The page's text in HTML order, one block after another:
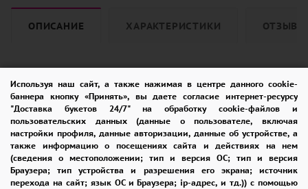
Используя наш сайт, а также нажимая в центре данного cookie-
баннера кнопку «Принять», вы даете согласие интернет-ресурсу
"Доставка букетов 24/7" на обработку cookie-файлов и
пользовательских данных (данные о пользователе, включая
настройки профиля, данные авторизации, данные об устройстве, а
также информацию о посещениях сайта и действиях на нем
(сведения о местоположении; тип и версия ОС; тип и версия
Браузера; тип устройства и разрешения его экрана; источник
перехода на сайт; язык ОС и Браузера; ip-адрес, и тд.)) с помощью
ОПИСАНИЕ ХАРАКТЕРИСТИКИ ОТЗЫВЫ
Галерея 1/1 —
С этим товаром покупают